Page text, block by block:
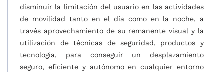
disminuir la limitación del usuario en las actividades
de movilidad tanto en el día como en la noche, a
través aprovechamiento de su remanente visual y la
utilización de técnicas de seguridad, productos y
tecnología, para conseguir un desplazamiento
seguro, eficiente y autónomo en cualquier entorno